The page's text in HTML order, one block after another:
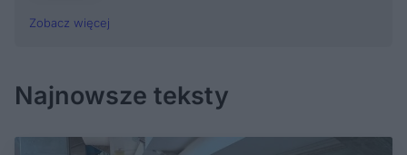
Zobacz więcej
Najnowsze teksty